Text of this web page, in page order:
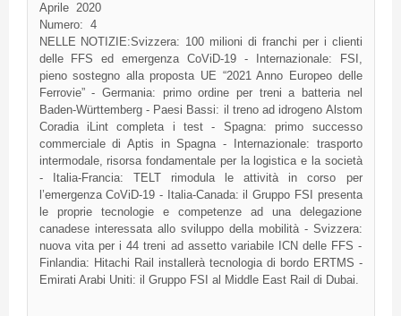
Aprile 2020
Numero: 4
NELLE NOTIZIE:Svizzera: 100 milioni di franchi per i clienti
delle FFS ed emergenza CoViD-19 - Internazionale: FSI,
pieno sostegno alla proposta UE “2021 Anno Europeo delle
Ferrovie” - Germania: primo ordine per treni a batteria nel
Baden-Württemberg - Paesi Bassi: il treno ad idrogeno Alstom
Coradia iLint completa i test - Spagna: primo successo
commerciale di Aptis in Spagna - Internazionale: trasporto
intermodale, risorsa fondamentale per la logistica e la società
- Italia-Francia: TELT rimodula le attività in corso per
l’emergenza CoViD-19 - Italia-Canada: il Gruppo FSI presenta
le proprie tecnologie e competenze ad una delegazione
canadese interessata allo sviluppo della mobilità - Svizzera:
nuova vita per i 44 treni ad assetto variabile ICN delle FFS -
Finlandia: Hitachi Rail installerà tecnologia di bordo ERTMS -
Emirati Arabi Uniti: il Gruppo FSI al Middle East Rail di Dubai.